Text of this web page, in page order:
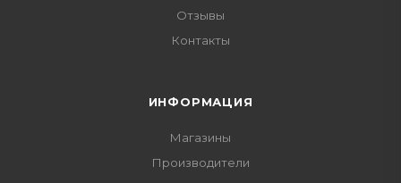
Отзывы
Контакты
ИНФОРМАЦИЯ
Магазины
Производители